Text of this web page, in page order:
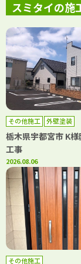
スミタイの施
その他施工 外壁塗装
栃木県宇都宮市 K
工事
2026.08.06
その他施工